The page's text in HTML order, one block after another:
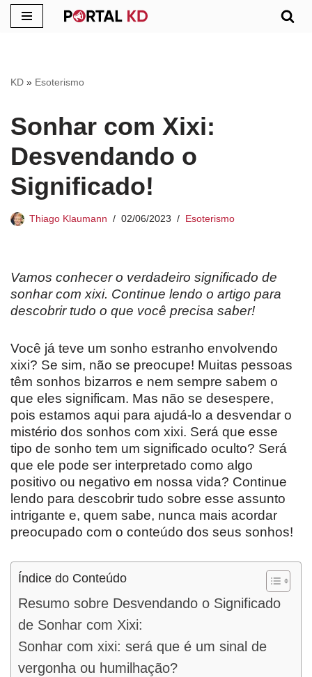
conteúdo
KD » Esoterismo
Sonhar com Xixi:
Desvendando o
Significado!
Thiago Klaumann 02/06/2023 Esoterismo
Vamos conhecer o verdadeiro significado de
sonhar com xixi. Continue lendo o artigo para
descobrir tudo o que você precisa saber!
Você já teve um sonho estranho envolvendo
xixi? Se sim, não se preocupe! Muitas pessoas
têm sonhos bizarros e nem sempre sabem o
que eles significam. Mas não se desespere,
pois estamos aqui para ajudá-lo a desvendar o
mistério dos sonhos com xixi. Será que esse
tipo de sonho tem um significado oculto? Será
que ele pode ser interpretado como algo
positivo ou negativo em nossa vida? Continue
lendo para descobrir tudo sobre esse assunto
intrigante e, quem sabe, nunca mais acordar
preocupado com o conteúdo dos seus sonhos!
Índice do Conteúdo
Resumo sobre Desvendando o Significado
de Sonhar com Xixi:
Sonhar com xixi: será que é um sinal de
vergonha ou humilhação?